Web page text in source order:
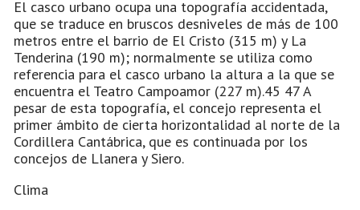
El casco urbano ocupa una topografía accidentada,
que se traduce en bruscos desniveles de más de 100
metros entre el barrio de El Cristo (315 m) y La
Tenderina (190 m); normalmente se utiliza como
referencia para el casco urbano la altura a la que se
encuentra el Teatro Campoamor (227 m).45 47 A
pesar de esta topografía, el concejo representa el
primer ámbito de cierta horizontalidad al norte de la
Cordillera Cantábrica, que es continuada por los
concejos de Llanera y Siero.
Clima